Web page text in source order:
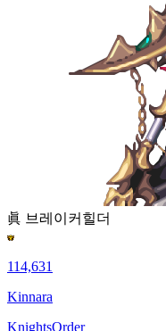
眞 브레이커 힐더
114,631
Kinnara
KnightsOrder